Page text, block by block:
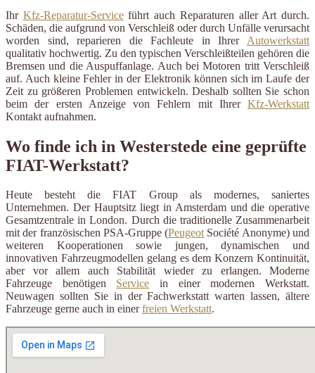
Ihr Kfz-Reparatur-Serviceführt auch Reparaturen aller Art durch.
Schäden, die aufgrund von Verschleiß oder durch Unfälle verursacht
worden sind, reparieren die Fachleute in Ihrer Autowerkstatt
qualitativ hochwertig. Zu den typischen Verschleißteilen gehören die
Bremsen und die Auspuffanlage. Auch bei Motoren tritt Verschleiß
auf. Auch kleine Fehler in der Elektronik können sich im Laufe der
Zeit zu größeren Problemen entwickeln. Deshalb sollten Sie schon
beim der ersten Anzeige von Fehlern mit Ihrer Kfz-Werkstatt
Kontakt aufnahmen.
Wo finde ich in Westerstede eine geprüfte
FIAT-Werkstatt?
Heute besteht die FIAT Group als modernes, saniertes
Unternehmen. Der Hauptsitz liegt in Amsterdam und die operative
Gesamtzentrale in London. Durch die traditionelle Zusammenarbeit
mit der französischen PSA-Gruppe (PeugeotSociété Anonyme) und
weiteren Kooperationen sowie jungen, dynamischen und
innovativen Fahrzeugmodellen gelang es dem Konzern Kontinuität,
aber vor allem auch Stabilität wieder zu erlangen. Moderne
Fahrzeuge benötigen Service in einer modernen Werkstatt.
Neuwagen sollten Sie in der Fachwerkstatt warten lassen, ältere
Fahrzeuge gerne auch in einerfreien Werkstatt.